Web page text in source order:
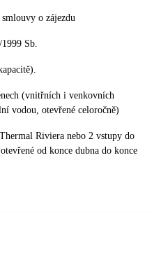
o zájezdu
Sb.
(vnitřních i venkovních
vodou, otevřené celoročně)
Riviera nebo 2 vstupy do
od konce dubna do konce